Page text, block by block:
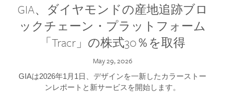
GIA、ダイヤモンドの産地追跡ブロ
ックチェーン・プラットフォーム
「Tracr」の株式30％を取得
May 29, 2026
GIAは2026年1月1日、デザインを一新したカラーストー
ンレポートと新サービスを開始します。